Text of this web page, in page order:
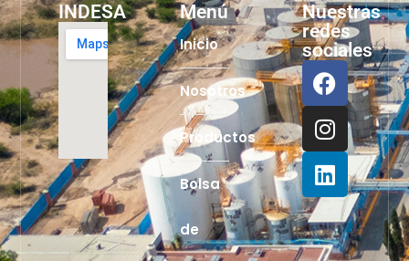
INDESA Menú
Inicio
Nosotros
Productos
Bolsa
de
Nuestras
redes
sociales